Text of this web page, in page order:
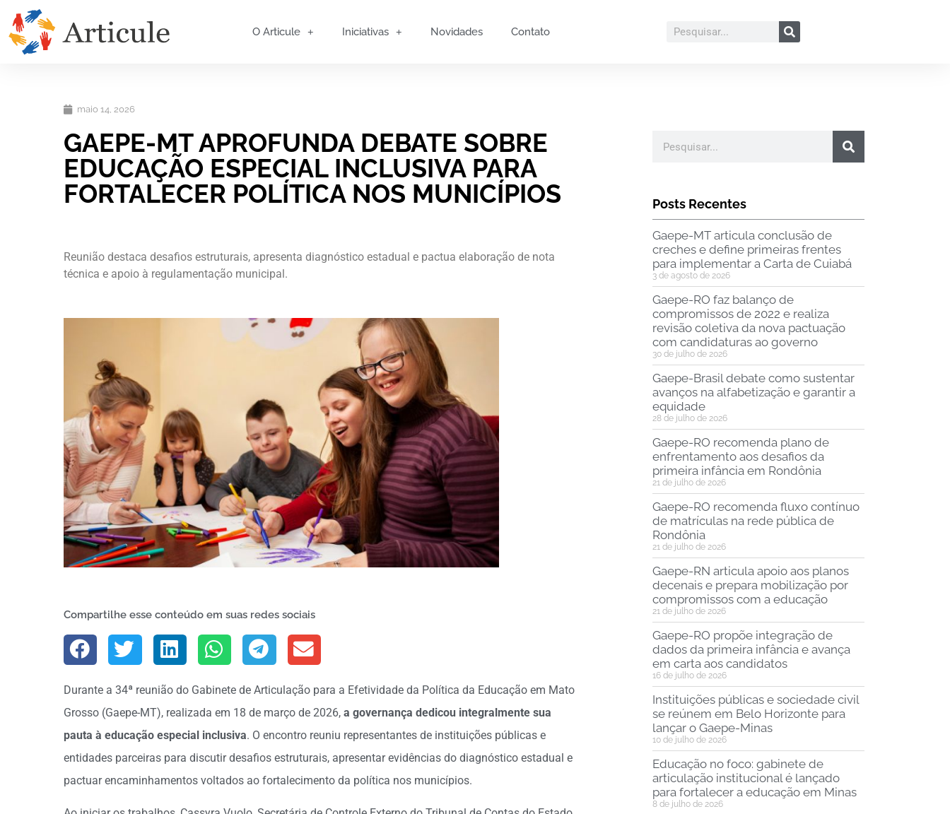
O Articule Iniciativas Novidades Contato
maio 14, 2026
GAEPE-MT APROFUNDA DEBATE SOBRE
EDUCAÇÃO ESPECIAL INCLUSIVA PARA
FORTALECER POLÍTICA NOS MUNICÍPIOS
Reunião destaca desafios estruturais, apresenta diagnóstico estadual e pactua elaboração de nota
técnica e apoio à regulamentação municipal.
Compartilhe esse conteúdo em suas redes sociais
Durante a 34ª reunião do Gabinete de Articulação para a Efetividade da Política da Educação em Mato
Grosso (Gaepe-MT), realizada em 18 de março de 2026, a governança dedicou integralmente sua
pauta à educação especial inclusiva. O encontro reuniu representantes de instituições públicas e
entidades parceiras para discutir desafios estruturais, apresentar evidências do diagnóstico estadual e
pactuar encaminhamentos voltados ao fortalecimento da política nos municípios.
Posts Recentes
Gaepe-MT articula conclusão de
creches e define primeiras frentes
para implementar a Carta de Cuiabá
3 de agosto de 2026
Gaepe-RO faz balanço de
compromissos de 2022 e realiza
revisão coletiva da nova pactuação
com candidaturas ao governo
30 de julho de 2026
Gaepe-Brasil debate como sustentar
avanços na alfabetização e garantir a
equidade
28 de julho de 2026
Gaepe-RO recomenda plano de
enfrentamento aos desafios da
primeira infância em Rondônia
21 de julho de 2026
Gaepe-RO recomenda fluxo contínuo
de matrículas na rede pública de
Rondônia
21 de julho de 2026
Gaepe-RN articula apoio aos planos
decenais e prepara mobilização por
compromissos com a educação
21 de julho de 2026
Gaepe-RO propõe integração de
dados da primeira infância e avança
em carta aos candidatos
16 de julho de 2026
Instituições públicas e sociedade civil
se reúnem em Belo Horizonte para
lançar o Gaepe-Minas
10 de julho de 2026
Educação no foco: gabinete de
articulação institucional é lançado
para fortalecer a educação em Minas
8 de julho de 2026